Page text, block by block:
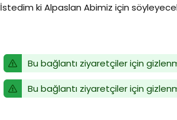
İstedim ki Alpaslan Abimiz için
Bu bağlantı ziyaretçiler için
Bu bağlantı ziyaretçiler için